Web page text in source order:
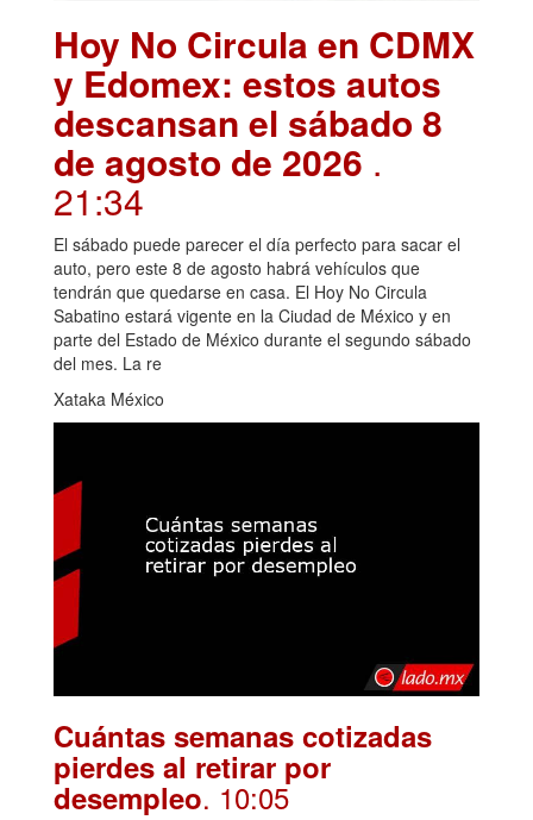
Hoy No Circula en CDMX
y Edomex: estos autos
descansan el sábado 8
de agosto de 2026 .
21:34
El sábado puede parecer el día perfecto para sacar el
auto, pero este 8 de agosto habrá vehículos que
tendrán que quedarse en casa. El Hoy No Circula
Sabatino estará vigente en la Ciudad de México y en
parte del Estado de México durante el segundo sábado
del mes. La re
Xataka México
Cuántas semanas cotizadas
pierdes al retirar por
desempleo. 10:05